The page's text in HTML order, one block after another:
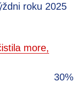
roku 2025
more,
30%